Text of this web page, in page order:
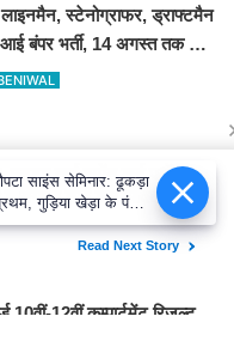
लाइनमैन, स्टेनोग्राफर, ड्राफ्टमैन
बंपर भर्ती, 14 अगस्त तक करें
खेतों में सक्रिय हुआ केबल
गुसाईआना में 4 सोलर पैनल केबल
10वीं-12वीं कम्पार्टमेंट रिजल्ट
साइंस सेमिनार: ढूकड़ा
गुड़िया खेड़ा के पंकज